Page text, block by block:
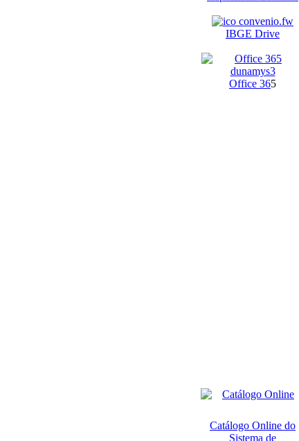
IBGE Drive
Office 365
Catálogo Online do
Sistema de